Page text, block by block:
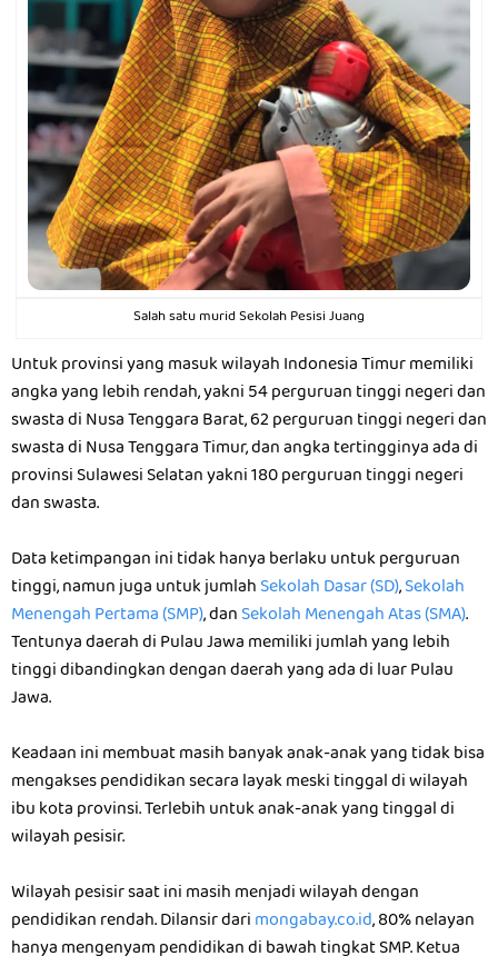
Salah satu murid Sekolah Pesisi Juang
Untuk provinsi yang masuk wilayah Indonesia Timur memiliki
angka yang lebih rendah, yakni 54 perguruan tinggi negeri dan
swasta di Nusa Tenggara Barat, 62 perguruan tinggi negeri dan
swasta di Nusa Tenggara Timur, dan angka tertingginya ada di
provinsi Sulawesi Selatan yakni 180 perguruan tinggi negeri
dan swasta.
Data ketimpangan ini tidak hanya berlaku untuk perguruan
tinggi, namun juga untuk jumlahSekolah Dasar (SD),Sekolah
Menengah Pertama (SMP), danSekolah Menengah Atas (SMA).
Tentunya daerah di Pulau Jawa memiliki jumlah yang lebih
tinggi dibandingkan dengan daerah yang ada di luar Pulau
Jawa.
Keadaan ini membuat masih banyak anak-anak yang tidak bisa
mengakses pendidikan secara layak meski tinggal di wilayah
ibu kota provinsi. Terlebih untuk anak-anak yang tinggal di
wilayah pesisir.
Wilayah pesisir saat ini masih menjadi wilayah dengan
pendidikan rendah. Dilansir darimongabay.co.id, 80% nelayan
hanya mengenyam pendidikan di bawah tingkat SMP. Ketua